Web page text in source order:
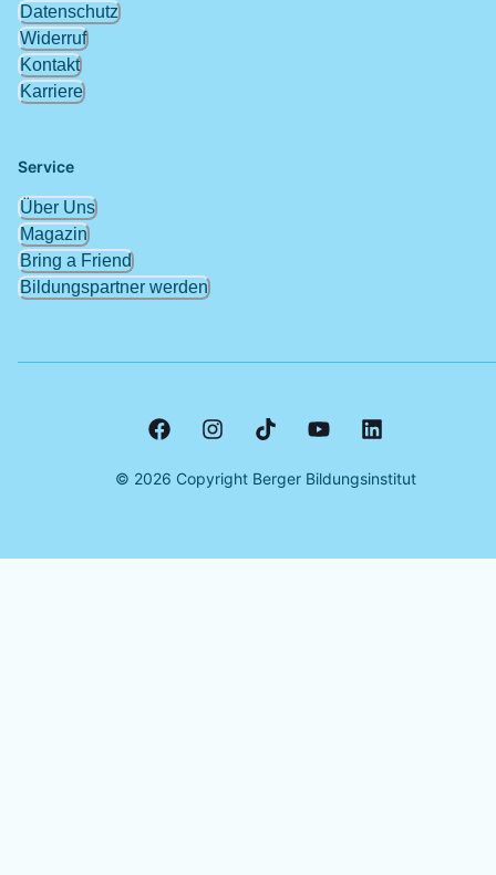
Datenschutz
Widerruf
Kontakt
Karriere
Service
Über Uns
Magazin
Bring a Friend
Bildungspartner werden
© 2026 Copyright Berger Bildungsinstitut